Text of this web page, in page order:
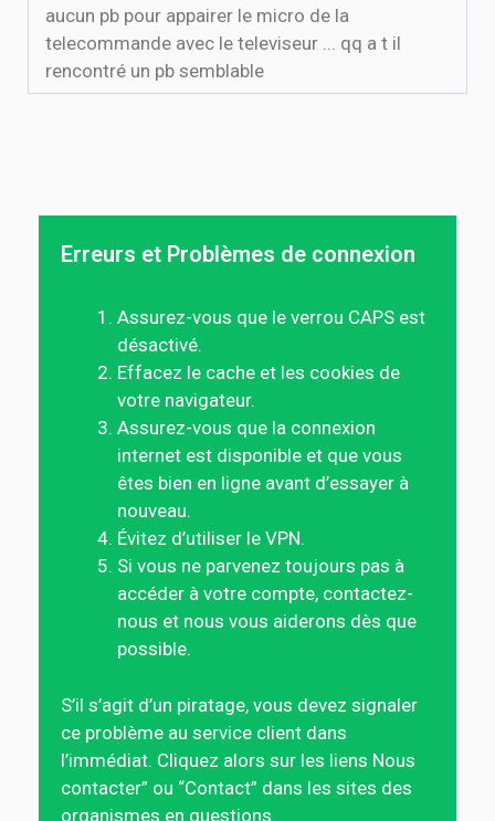
aucun pb pour appairer le micro de la
telecommande avec le televiseur ... qq a t il
rencontré un pb semblable
Erreurs et Problèmes de connexion
Assurez-vous que le verrou CAPS est
désactivé.
Effacez le cache et les cookies de
votre navigateur.
Assurez-vous que la connexion
internet est disponible et que vous
êtes bien en ligne avant d’essayer à
nouveau.
Évitez d’utiliser le VPN.
Si vous ne parvenez toujours pas à
accéder à votre compte, contactez-
nous et nous vous aiderons dès que
possible.
S’il s’agit d’un piratage, vous devez signaler
ce problème au service client dans
l’immédiat. Cliquez alors sur les liens Nous
contacter” ou “Contact” dans les sites des
organismes en questions.